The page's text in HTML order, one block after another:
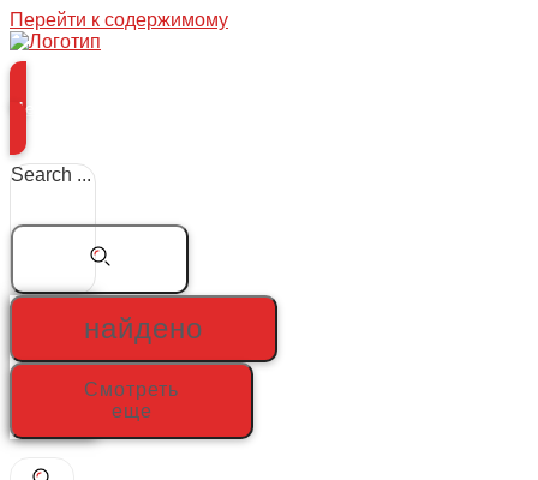
Перейти к содержимому
Меню
Search ...
найдено
Смотреть
еще